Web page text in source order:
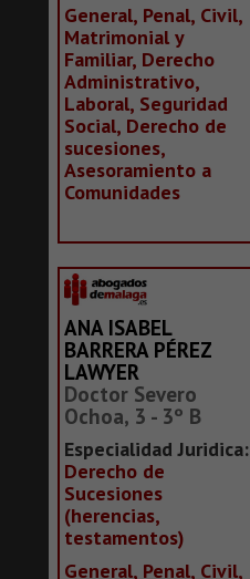
General, Penal, Civil,
Matrimonial y
Familiar, Derecho
Administrativo,
Laboral, Seguridad
Social, Derecho de
sucesiones,
Asesoramiento a
Comunidades
ANA ISABEL
BARRERA PÉREZ
LAWYER
Doctor Severo
Ochoa, 3 - 3º B
Especialidad Juridica:
Derecho de
Sucesiones
(herencias,
testamentos)
General, Penal, Civil,